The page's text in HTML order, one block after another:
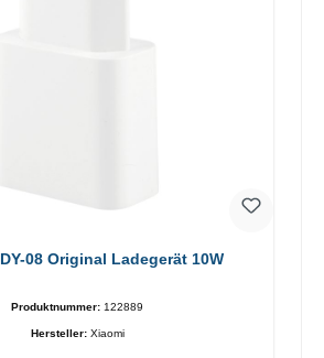
08 Original Ladegerät 10W
Produktnummer: 122889
Hersteller: Xiaomi